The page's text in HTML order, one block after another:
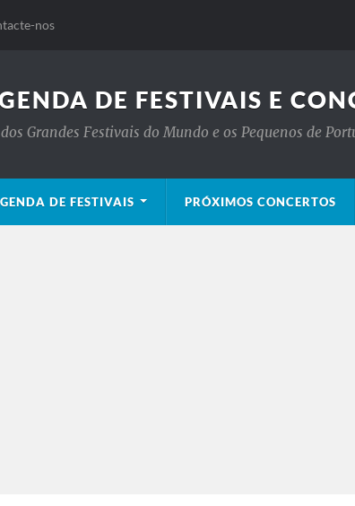
nos
DE FESTIVAIS E
Grandes Festivais do Mundo e os Pequenos de
DE FESTIVAIS PRÓXIMOS CONCERTOS